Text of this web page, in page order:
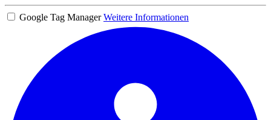
Google Tag Manager Weitere Informationen